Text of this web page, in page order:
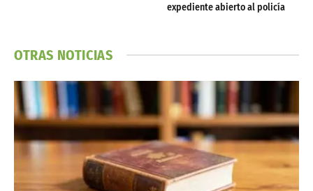
expediente abierto al policía
OTRAS NOTICIAS